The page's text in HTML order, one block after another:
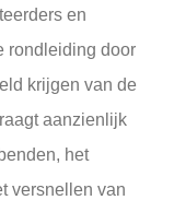
en
rondleiding door
krijgen van de
aanzienlijk
het
versnellen van